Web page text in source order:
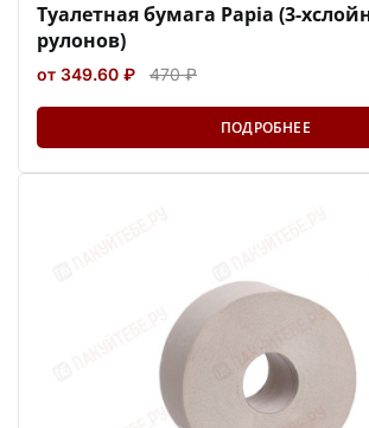
Туалетная бумага Papia (3-
рулонов)
от 349.60 ₽ 470 ₽
ПОДРОБНЕЕ